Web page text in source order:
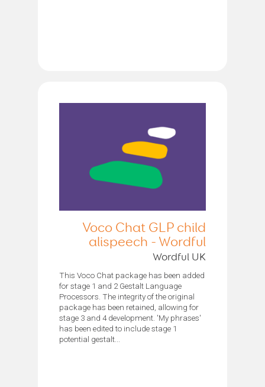
Voco Chat GLP child
alispeech - Wordful
Wordful UK
This Voco Chat package has been added
for stage 1 and 2 Gestalt Language
Processors. The integrity of the original
package has been retained, allowing for
stage 3 and 4 development. 'My phrases'
has been edited to include stage 1
potential gestalt...